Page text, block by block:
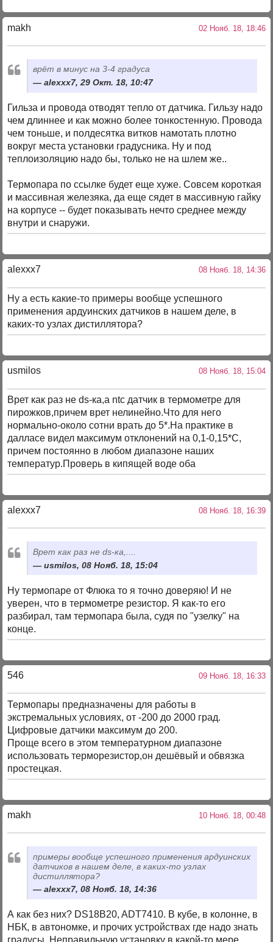
makh 02 Нояб. 18, 18:46
врёт в минус на 3-4 градуса
alexxx7, 29 Окт. 18, 10:47
Гильза и провода отводят тепло от датчика. Гильзу надо
чем длиннее и как можно более тонкостенную. Провода
чем тоньше, и полдесятка витков намотать плотно
вокруг места установки градусника. Ну и под
теплоизоляцию надо бы, только не на шлем же..
Термопара по ссылке будет еще хуже. Совсем короткая
и массивная железяка, да еще сядет в массивную гайку
на корпусе -- будет показывать нечто среднее между
внутри и снаружи.
alexxx7 08 Нояб. 18, 14:36
Ну а есть какие-то примеры вообще успешного
применения ардуинских датчиков в нашем деле, в
каких-то узлах дистиллятора?
usmilos 08 Нояб. 18, 15:04
Врет как раз не ds-ка,а ntc датчик в термометре для
пирожков,причем врет нелинейно.Что для него
нормально-около сотни врать до 5*.На практике в
далласе видел максимум отклонений на 0,1-0,15*С,
причем постоянно в любом диапазоне наших
температур.Проверь в кипящей воде оба
alexxx7 08 Нояб. 18, 16:39
Врет как раз не ds-ка,....
usmilos, 08 Нояб. 18, 15:04
Ну термопаре от Флюка то я точно доверяю! И не
уверен, что в термометре резистор. Я как-то его
разбирал, там термопара была, судя по "узелку" на
конце.
546 09 Нояб. 18, 16:33
Термопары предназначены для работы в
экстремальных условиях, от -200 до 2000 град.
Цифровые датчики максимум до 200.
Проще всего в этом температурном диапазоне
использовать терморезистор,он дешёвый и обвязка
простецкая.
makh 10 Нояб. 18, 00:48
примеры вообще успешного применения ардуинских
датчиков в нашем деле, в каких-то узлах
дистиллятора?
alexxx7, 08 Нояб. 18, 14:36
А как без них? DS18B20, ADT7410. В кубе, в колонне, в
НБК, в автономке, и прочих устройствах где надо знать